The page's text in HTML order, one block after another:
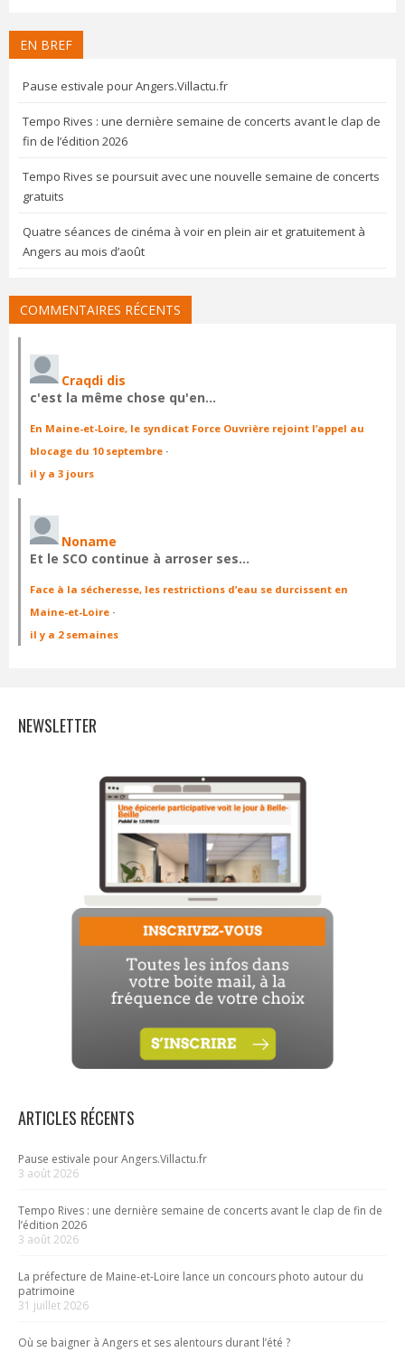
EN BREF
Pause estivale pour Angers.Villactu.fr
Tempo Rives : une dernière semaine de concerts avant le clap de
fin de l’édition 2026
Tempo Rives se poursuit avec une nouvelle semaine de concerts
gratuits
Quatre séances de cinéma à voir en plein air et gratuitement à
Angers au mois d’août
COMMENTAIRES RÉCENTS
Craqdi dis
c'est la même chose qu'en…
En Maine-et-Loire, le syndicat Force Ouvrière rejoint l’appel au
blocage du 10 septembre ·
il y a 3 jours
Noname
Et le SCO continue à arroser ses…
Face à la sécheresse, les restrictions d’eau se durcissent en
Maine-et-Loire ·
il y a 2 semaines
NEWSLETTER
ARTICLES RÉCENTS
Pause estivale pour Angers.Villactu.fr
3 août 2026
Tempo Rives : une dernière semaine de concerts avant le clap de fin de
l’édition 2026
3 août 2026
La préfecture de Maine-et-Loire lance un concours photo autour du
patrimoine
31 juillet 2026
Où se baigner à Angers et ses alentours durant l’été ?